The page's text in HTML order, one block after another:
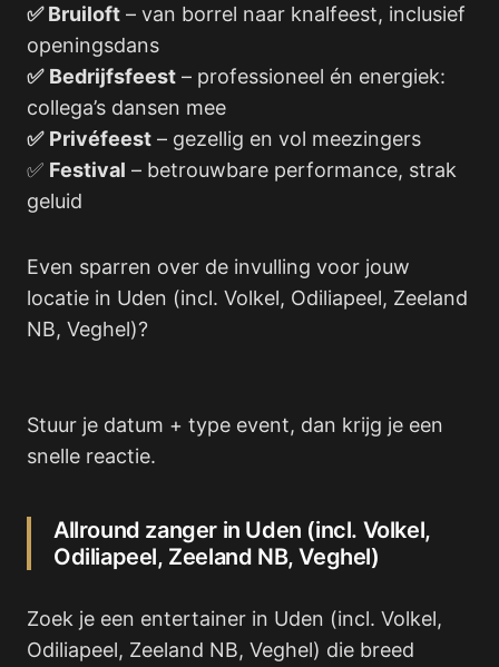
✅ Bruiloft – van borrel naar knalfeest, inclusief
openingsdans
✅ Bedrijfsfeest – professioneel én energiek:
collega’s dansen mee
✅ Privéfeest – gezellig en vol meezingers
✅ Festival – betrouwbare performance, strak
geluid
Even sparren over de invulling voor jouw
locatie in Uden (incl. Volkel, Odiliapeel, Zeeland
NB, Veghel)?
Stuur je datum + type event, dan krijg je een
snelle reactie.
Allround zanger in Uden (incl. Volkel,
Odiliapeel, Zeeland NB, Veghel)
Zoek je een entertainer in Uden (incl. Volkel,
Odiliapeel, Zeeland NB, Veghel) die breed